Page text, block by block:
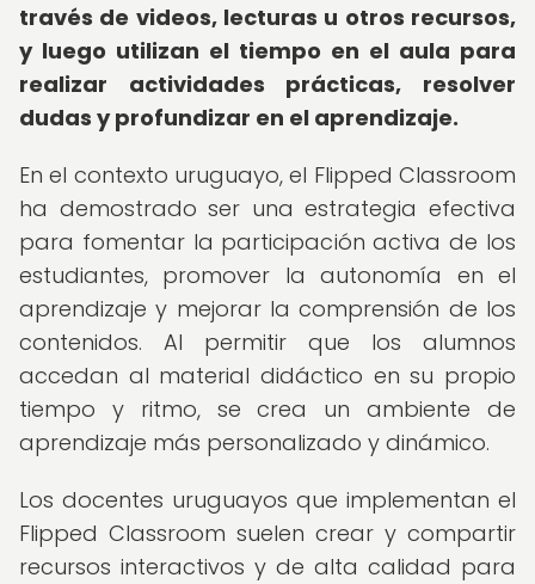
través de videos, lecturas u otros recursos,
y luego utilizan el tiempo en el aula para
realizar actividades prácticas, resolver
dudas y profundizar en el aprendizaje.
En el contexto uruguayo, el Flipped Classroom
ha demostrado ser una estrategia efectiva
para fomentar la participación activa de los
estudiantes, promover la autonomía en el
aprendizaje y mejorar la comprensión de los
contenidos. Al permitir que los alumnos
accedan al material didáctico en su propio
tiempo y ritmo, se crea un ambiente de
aprendizaje más personalizado y dinámico.
Los docentes uruguayos que implementan el
Flipped Classroom suelen crear y compartir
recursos interactivos y de alta calidad para